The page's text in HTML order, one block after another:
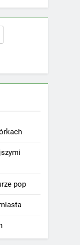
pop